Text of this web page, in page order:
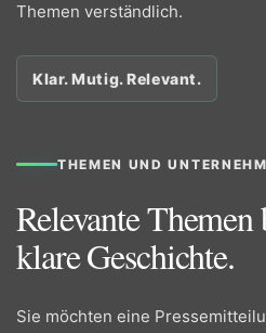
Themen verständlich.
Klar. Mutig. Relevant.
THEMEN UND
Relevante Themen
klare Geschichte.
Sie möchten eine